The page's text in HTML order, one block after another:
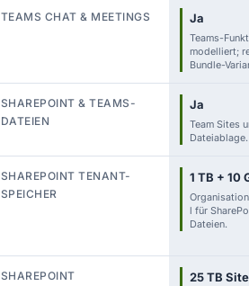
TEAMS CHAT & MEETINGS Ja
Teams-
modelliert;
Bundle-
SHAREPOINT & TEAMS-
DATEIEN
Ja
Team Sites
Dateiablage.
SHAREPOINT TENANT-
SPEICHER
1 TB + 10
l für
Dateien.
SHAREPOINT
25 TB